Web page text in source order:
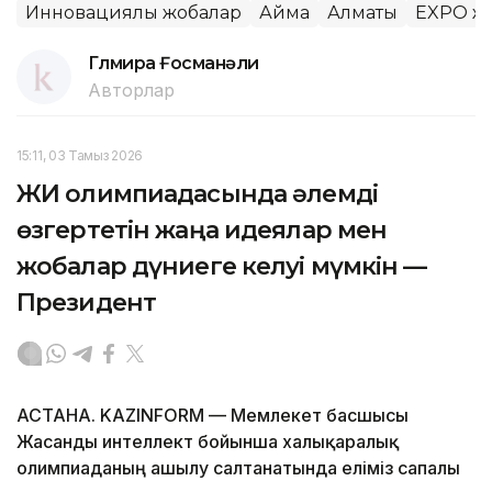
Инновациялық жобалар Аймақ Алматы EXPO
Гүлмира Ғосманәли
Авторлар
15:11, 03 Тамыз 2026
ЖИ олимпиадасында әлемді
өзгертетін жаңа идеялар мен
жобалар дүниеге келуі мүмкін —
Президент
АСТАНА. KAZINFORM — Мемлекет басшысы
Жасанды интеллект бойынша халықаралық
олимпиаданың ашылу салтанатында еліміз сапалы